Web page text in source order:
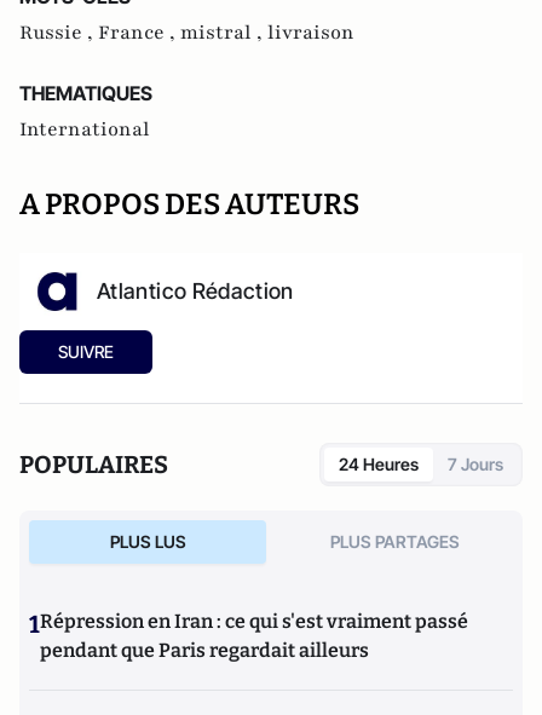
Russie , France , mistral , livraison
THEMATIQUES
International
A PROPOS DES AUTEURS
Atlantico Rédaction
SUIVRE
POPULAIRES 24 Heures 7 Jours
PLUS LUS PLUS PARTAGES
1Répression en Iran : ce qui s'est vraiment passé
pendant que Paris regardait ailleurs